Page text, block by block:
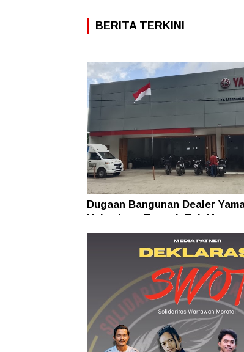
BERITA TERKINI
Dugaan Bangunan Dealer
Halmahera Tengah Tak